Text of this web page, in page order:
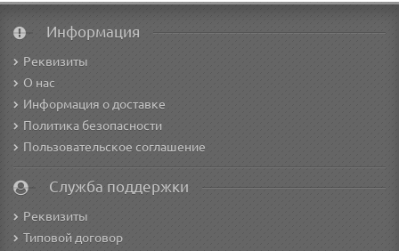
Информация
Реквизиты
О нас
Информация о доставке
Политика безопасности
Пользовательское соглашение
Служба поддержки
Реквизиты
Типовой договор